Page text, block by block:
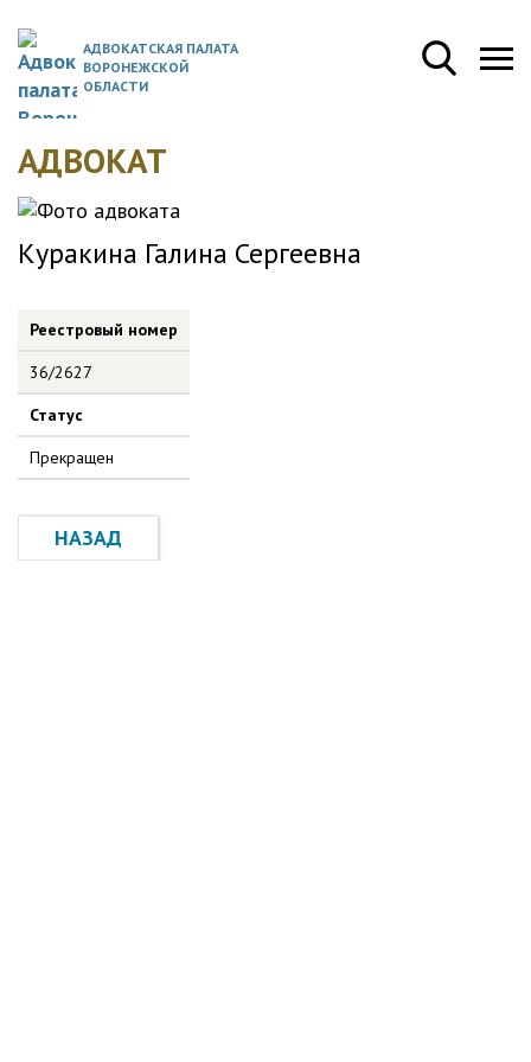
АДВОКАТСКАЯ ПАЛАТА
ВОРОНЕЖСКОЙ
ОБЛАСТИ
АДВОКАТ
Куракина Галина Сергеевна
Реестровый номер
36/2627
Статус
Прекращен
НАЗАД